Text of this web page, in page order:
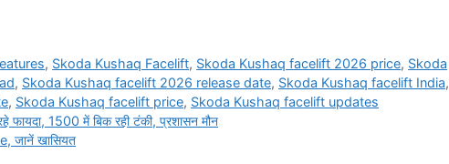
, Skoda Kushaq Facelift, Skoda Kushaq facelift 2026 price, Skoda
, Skoda Kushaq facelift 2026 release date, Skoda Kushaq facelift India,
, Skoda Kushaq facelift price, Skoda Kushaq facelift updates
फायदा, 1500 में बिक रही टंकी, प्रशासन मौन
जानें खासियत